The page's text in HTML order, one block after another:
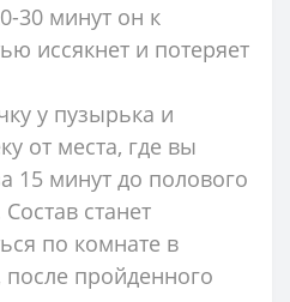
30 минут он к
иссякнет и потеряет
у пузырька и
от места, где вы
15 минут до полового
станет
по комнате в
после пройденного